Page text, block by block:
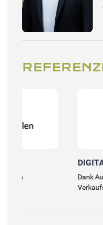
DIGITALDRINK /
Dank
Verkaufspotenziale